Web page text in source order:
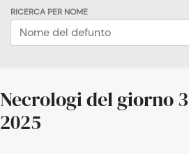
RICERCA PER NOME
Necrologi del giorno
2025